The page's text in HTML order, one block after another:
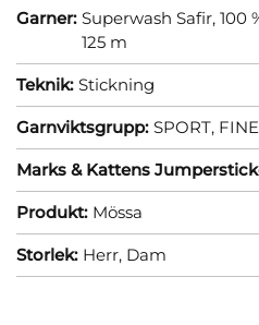
Garner: Superwash Safir, 100
125 m
Teknik: Stickning
Garnviktsgrupp: SPORT,
Marks & Kattens
Produkt: Mössa
Storlek: Herr, Dam